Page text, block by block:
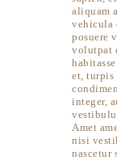
aliquam
vehicula
posuere
volutpat
et, turpis
integer,
Amet
nisi
nascetur